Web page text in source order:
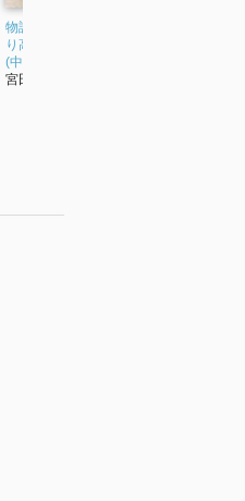
物語 イランの歴史 誇
り高きペルシアの系譜
(中公新書)
宮田律